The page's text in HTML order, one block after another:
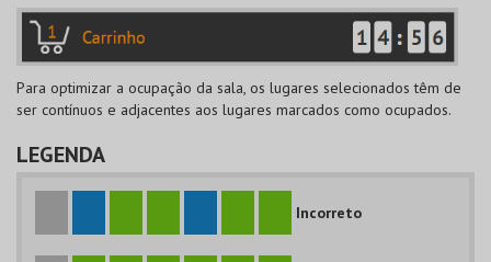
Para optimizar a ocupação da sala, os lugares selecionados têm de
ser contínuos e adjacentes aos lugares marcados como ocupados.
LEGENDA
Incorreto